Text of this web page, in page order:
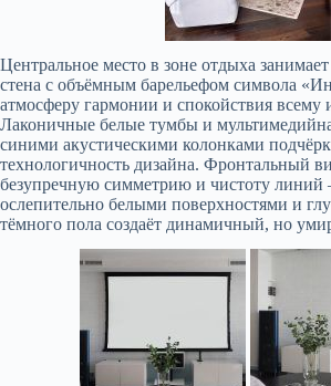
Центральное место в зоне отдыха
стена с объёмным барельефом символа
атмосферу гармонии и спокойствия всему
Лаконичные белые тумбы и
синими акустическими колонками
технологичность дизайна. Фронтальный
безупречную симметрию и чистоту
ослепительно белыми поверхностями и
тёмного пола создаёт динамичный, но